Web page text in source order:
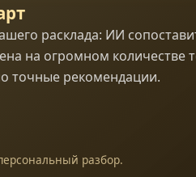
расклада: ИИ
на огромном количестве
точные рекомендации.
разбор.